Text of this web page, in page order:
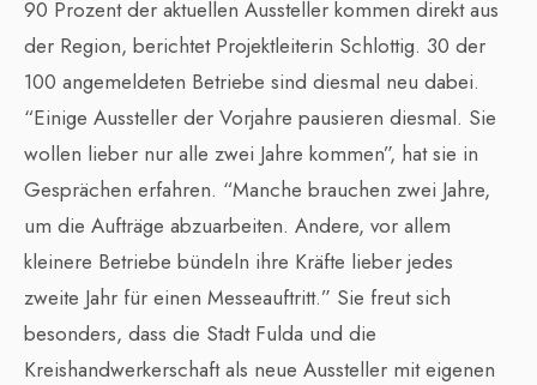
90 Prozent der aktuellen Aussteller kommen direkt aus
der Region, berichtet Projektleiterin Schlottig. 30 der
100 angemeldeten Betriebe sind diesmal neu dabei.
“Einige Aussteller der Vorjahre pausieren diesmal. Sie
wollen lieber nur alle zwei Jahre kommen”, hat sie in
Gesprächen erfahren. “Manche brauchen zwei Jahre,
um die Aufträge abzuarbeiten. Andere, vor allem
kleinere Betriebe bündeln ihre Kräfte lieber jedes
zweite Jahr für einen Messeauftritt.” Sie freut sich
besonders, dass die Stadt Fulda und die
Kreishandwerkerschaft als neue Aussteller mit eigenen